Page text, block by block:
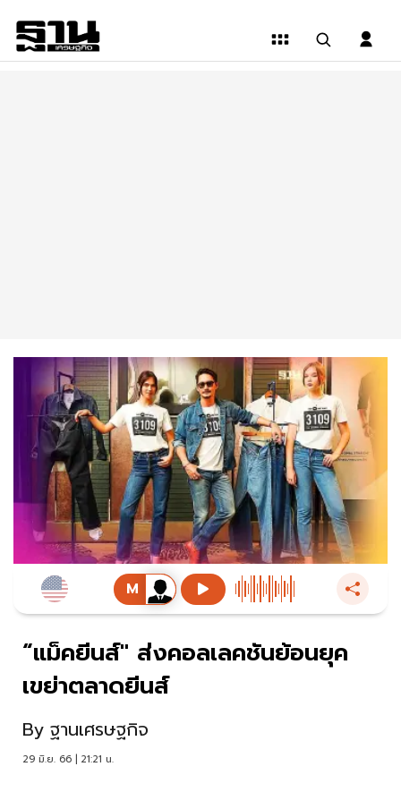
“แม็คยีนส์" ส่งคอลเลคชันย้อนยุค
เขย่าตลาดยีนส์
By ฐานเศรษฐกิจ
29 มิ.ย. 66 | 21:21 น.